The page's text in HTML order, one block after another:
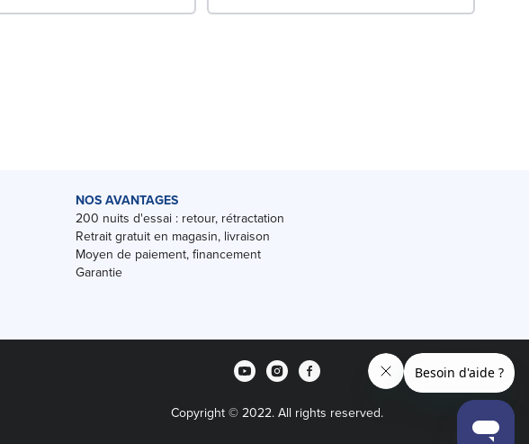
NOS AVANTAGES
200 nuits d'essai : retour, rétractation
Retrait gratuit en magasin, livraison
Moyen de paiement, financement
Garantie
Copyright © 2022. All rights reserved.